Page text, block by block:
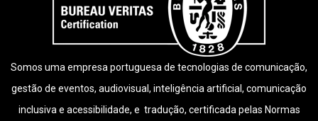
Somos uma empresa portuguesa de tecnologias de comunicação,
gestão de eventos, audiovisual, inteligência artificial, comunicação
inclusiva e acessibilidade, e tradução, certificada pelas Normas